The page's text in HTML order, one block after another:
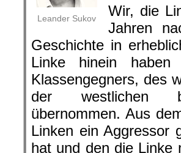
Leander Sukov
Wir, die
Jahren
Geschichte in
Linke hinein
Klassengegners, des
der westlichen
übernommen. Aus
Linken ein Aggressor
hat und den die Linke